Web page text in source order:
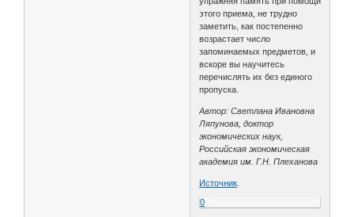
этого приема, не трудно
заметить, как постепенно
возрастает число
запоминаемых предметов, и
вскоре вы научитесь
перечислять их без единого
пропуска.
Автор: Светлана Ивановна
Ляпунова, доктор
экономических наук,
Российская экономическая
академия им. Г.Н. Плеханова
Источник
0